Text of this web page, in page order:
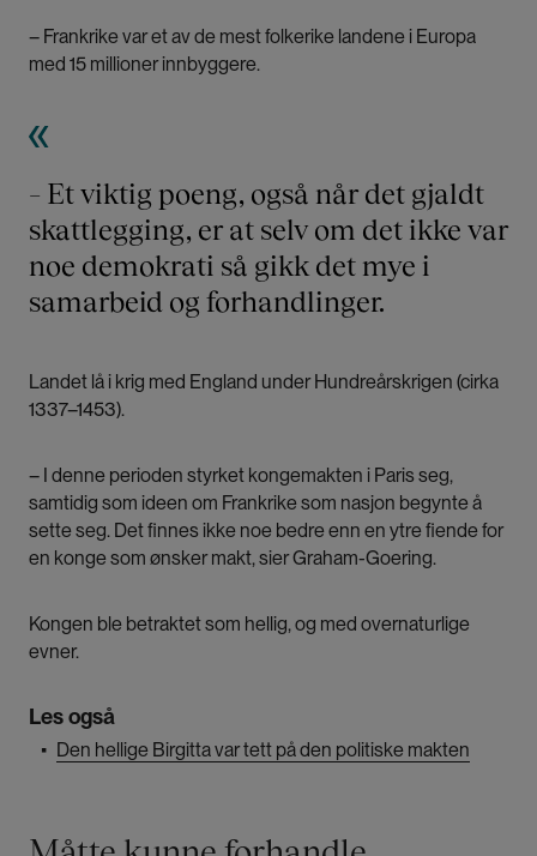
– Frankrike var et av de mest folkerike landene i Europa
med 15 millioner innbyggere.
– Et viktig poeng, også når det gjaldt
skattlegging, er at selv om det ikke var
noe demokrati så gikk det mye i
samarbeid og forhandlinger.
Landet lå i krig med England under Hundreårskrigen (cirka
1337–1453).
– I denne perioden styrket kongemakten i Paris seg,
samtidig som ideen om Frankrike som nasjon begynte å
sette seg. Det finnes ikke noe bedre enn en ytre fiende for
en konge som ønsker makt, sier Graham-Goering.
Kongen ble betraktet som hellig, og med overnaturlige
evner.
Les også
▪ Den hellige Birgitta var tett på den politiske makten